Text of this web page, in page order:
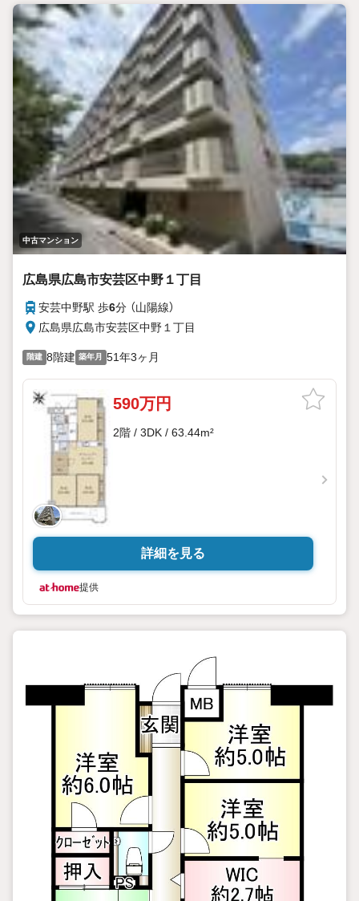
中古マンション
広島県広島市安芸区中野１丁目
安芸中野駅 歩6分 （山陽線）
広島県広島市安芸区中野１丁目
階建 8階建 築年月 51年3ヶ月
590万円
2階 / 3DK / 63.44m²
詳細を見る
提供